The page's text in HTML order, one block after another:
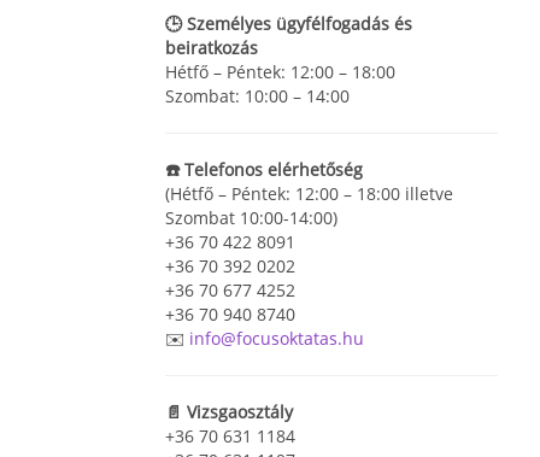
🕒 Személyes ügyfélfogadás és
beiratkozás
Hétfő – Péntek: 12:00 – 18:00
Szombat: 10:00 – 14:00
☎️ Telefonos elérhetőség
(Hétfő – Péntek: 12:00 – 18:00 illetve
Szombat 10:00-14:00)
+36 70 422 8091
+36 70 392 0202
+36 70 677 4252
+36 70 940 8740
✉️ info@focusoktatas.hu
📄 Vizsgaosztály
+36 70 631 1184